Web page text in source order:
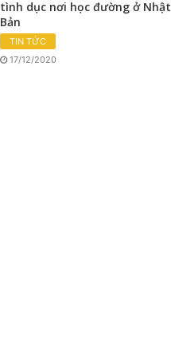
tình dục nơi học đường ở Nhật
Bản
TIN TỨC
17/12/2020